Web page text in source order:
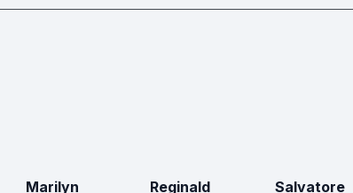
Marilyn
Reginald
Salvatore